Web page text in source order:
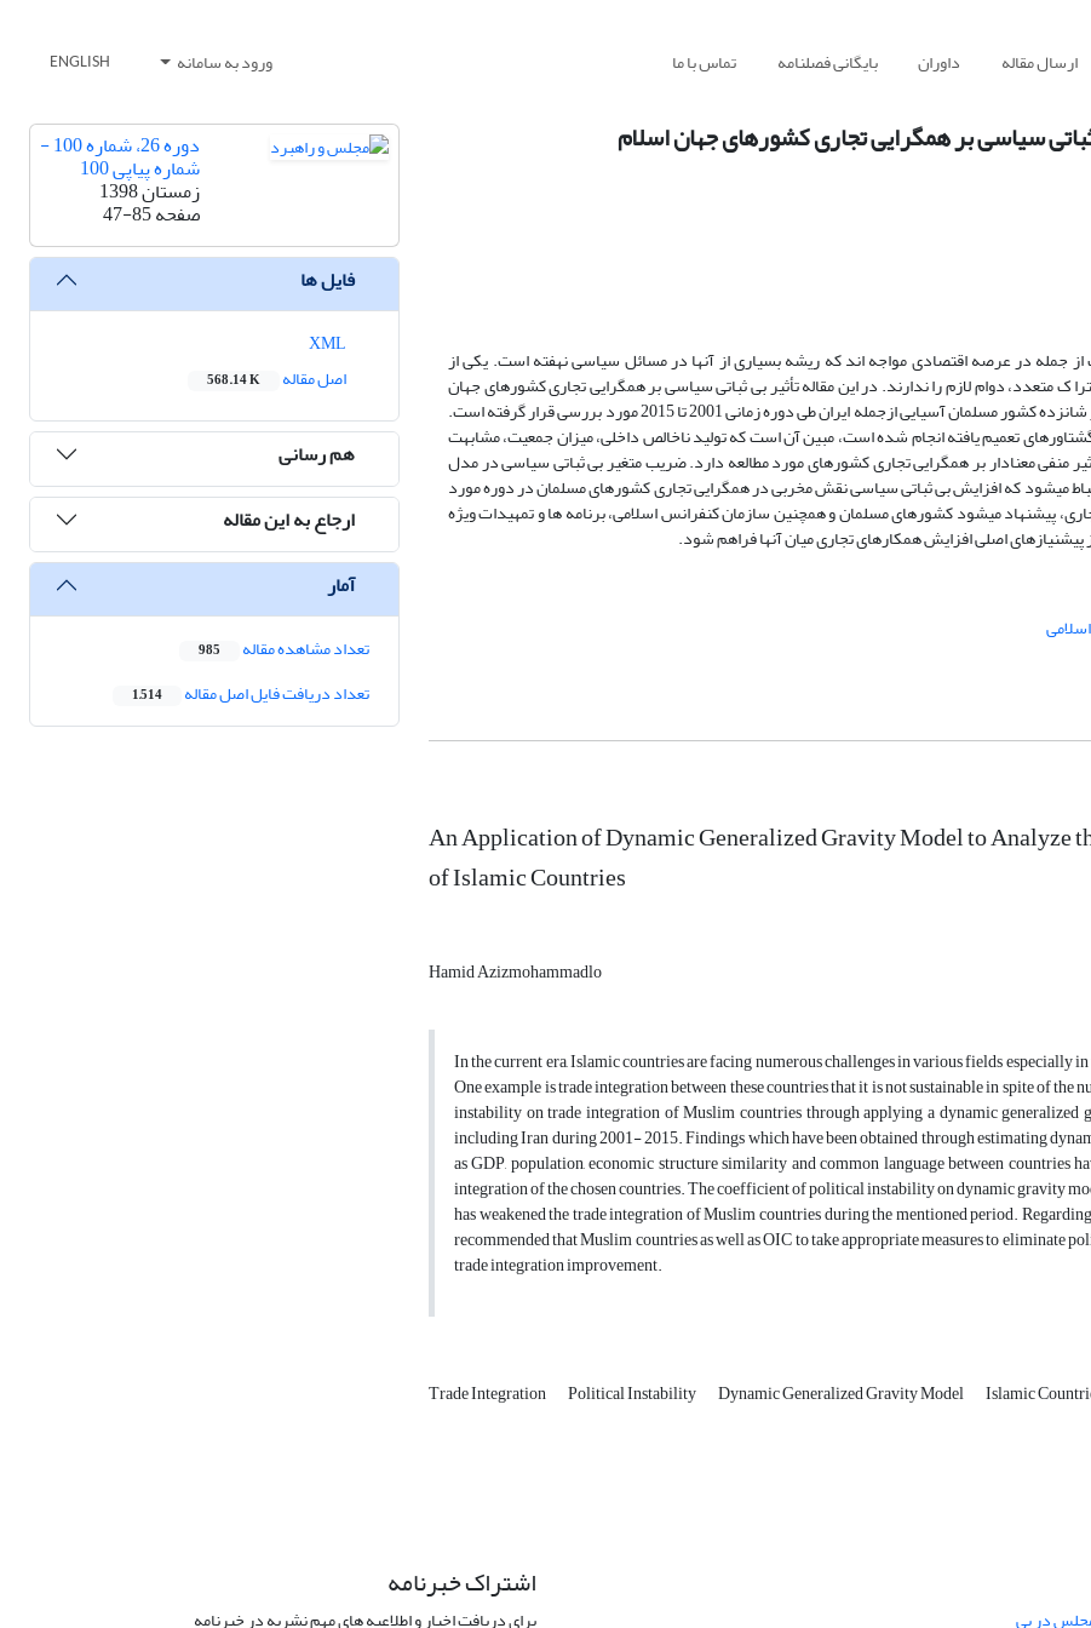
ارسال مقاله داوران بایگانی فصلنامه تماس با ما ورود به سامانه ENGLISH
سیاسی بر همگرایی تجاری کشورهای جهان اسلام
در عرصه اقتصادی مواجه اند که ریشه بسیاری از آنها در مسائل سیاسی نهفته است. یکی از
دوام لازم را ندارند. در این مقاله تأثیر بی ثباتی سیاسی بر همگرایی تجاری کشورهای جهان
اسلام در قالب الگوی جاذبه تعمیم یافته پویا و با استفاده از داده های منتخبی از شانزده کشور مسلمان آسیایی ازجمله ایران طی دوره زمانی 2001 تا 2015 مورد بررسی قرار گرفته است.
تعمیم یافته انجام شده است، مبین آن است که تولید ناخالص داخلی، میزان جمعیت، مشابهت
منفی معنادار بر همگرایی تجاری کشورهای مورد مطالعه دارد. ضریب متغیر بی ثباتی سیاسی در مدل
میشود که افزایش بی ثباتی سیاسی نقش مخربی در همگرایی تجاری کشورهای مسلمان در دوره مورد
پیشنهاد میشود کشورهای مسلمان و همچنین سازمان کنفرانس اسلامی، برنامه ها و تمهیدات ویژه
پیشنیازهای اصلی افزایش همکارهای تجاری میان آنها فراهم شود.
An Application of Dynamic Generalized Gravity Model to
of Islamic Countries
Hamid Azizmohammadlo
In the current era, Islamic countries are facing numerous challenges in various fields
One example is trade integration between these countries that it is not sustainable in spite of
instability on trade integration of Muslim countries through applying a dynamic generalized
including Iran during 2001- 2015. Findings which have been obtained through estimating
as GDP, population, economic structure similarity and common language between countries
integration of the chosen countries. The coefficient of political instability on dynamic gravity
has weakened the trade integration of Muslim countries during the mentioned period.
recommended that Muslim countries as well as OIC to take appropriate measures to
trade integration improvement.
Trade Integration Political Instability Dynamic Generalized Gravity Model Islamic
دوره 26، شماره 100 -
شماره پیاپی 100
زمستان 1398
صفحه47-85
فایل ها
اصل مقاله
568.14 K
هم رسانی
ارجاع به این مقاله
آمار
تعداد مشاهده مقاله 985
تعداد دریافت فایل اصل مقاله 1,514
در پی
اشتراک خبرنامه
برای دریافت اخبار و اطلاعیه های مهم نشریه در خبرنامه